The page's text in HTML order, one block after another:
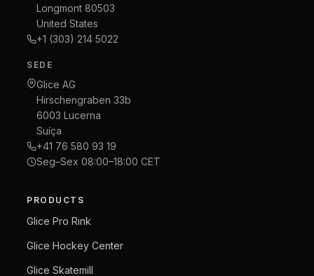
Longmont 80503
United States
+1 (303) 214 5022
SEDE
Glice AG
Hirschengraben 33b
6003 Lucerna
Suíça
+41 76 580 93 19
Seg–Sex 08:00–18:00 CET
PRODUCTS
Glice Pro Rink
Glice Hockey Center
Glice Skatemill